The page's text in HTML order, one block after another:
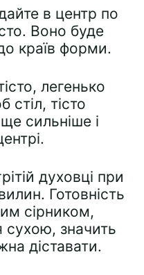
в центр по
Воно буде
країв форми.
легенько
тісто
сильніше і
духовці при
Готовність
сірником,
сухою, значить
діставати.